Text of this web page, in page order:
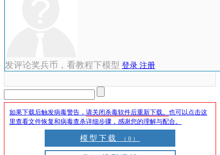
发评论奖兵币，看教程下模型 登录 注册
如果下载后触发病毒警告， 请关闭杀毒软件后重新下载。 也可以点击这
里查看文件恢复和病毒查杀详细步骤，感谢您的理解与配合。
模型下载 （0）